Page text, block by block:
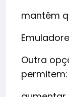
mantêm
Outra
permitem: